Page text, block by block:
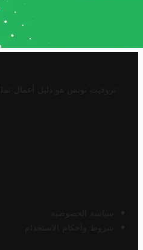
تروفيت تونس هو دليل أعمال
سياسة الخصوصية
شروط وأحكام الاستخدام